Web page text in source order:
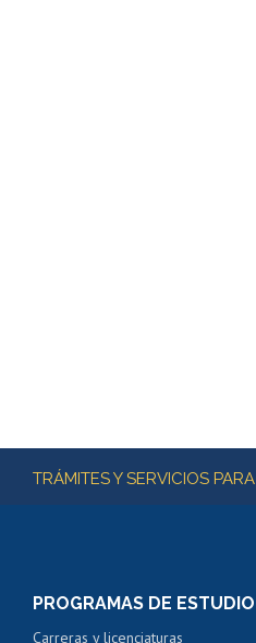
Más información
TRÁMITES Y SERVICIOS PARA
PROGRAMAS DE ESTUDIO
Carreras y licenciaturas